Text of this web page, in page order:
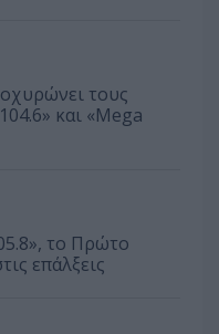
τους
και «Mega
το Πρώτο
επάλξεις